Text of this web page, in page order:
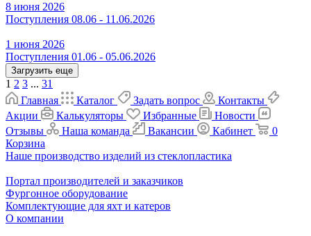
8 июня 2026
Поступления 08.06 - 11.06.2026
1 июня 2026
Поступления 01.06 - 05.06.2026
Загрузить еще
1 2 3 ... 31
Главная
Каталог Задать вопрос
Контакты
Акции
Калькуляторы Избранные
Новости
Отзывы
Наша команда Вакансии Кабинет
0
Корзина
Наше производство изделий из стеклопластика
Портал производителей и заказчиков
Фургонное оборудование
Комплектующие для яхт и катеров
О компании